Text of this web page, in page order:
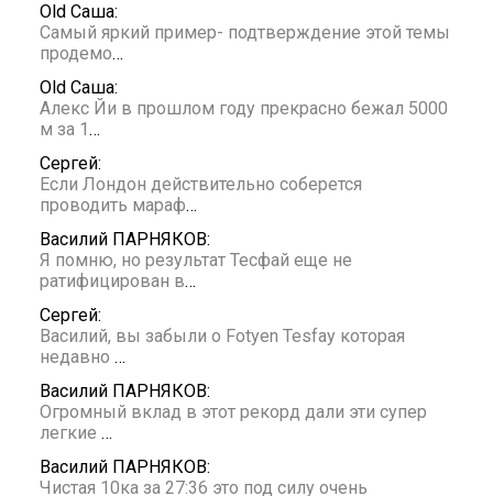
Old Саша:
Самый яркий пример- подтверждение этой темы
продемо…
Old Саша:
Алекс Йи в прошлом году прекрасно бежал 5000
м за 1 …
Сергей:
Если Лондон действительно соберется
проводить мараф…
Василий ПАРНЯКОВ:
Я помню, но результат Тесфай еще не
ратифицирован в…
Сергей:
Василий, вы забыли о Fotyen Tesfay которая
недавно …
Василий ПАРНЯКОВ:
Огромный вклад в этот рекорд дали эти супер
легкие …
Василий ПАРНЯКОВ:
Чистая 10ка за 27:36 это под силу очень